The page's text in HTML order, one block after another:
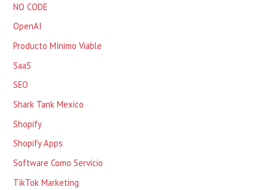
NO CODE
OpenAI
Producto Mínimo Viable
SaaS
SEO
Shark Tank Mexico
Shopify
Shopify Apps
Software Como Servicio
TikTok Marketing